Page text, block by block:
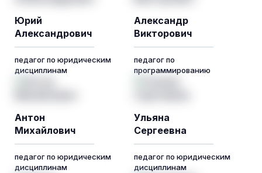
Юрий
Александрович
педагог по юридическим
дисциплинам
Александр
Викторович
педагог по
программированию
Антон
Михайлович
педагог по юридическим
дисциплинам
Ульяна
Сергеевна
педагог по юридическим
дисциплинам